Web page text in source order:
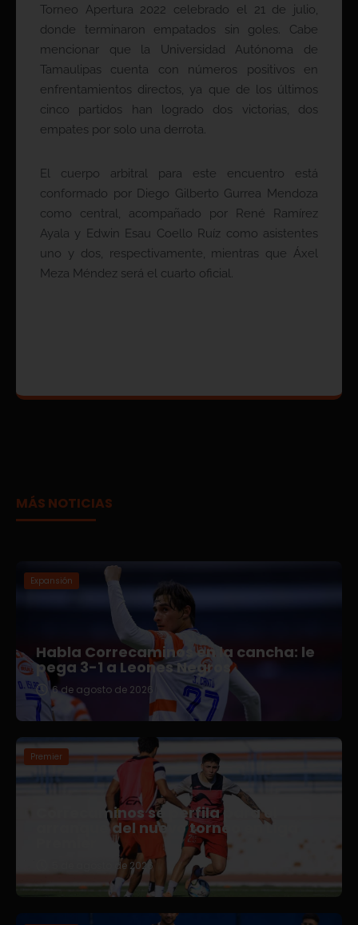
Torneo Apertura 2022 celebrado el 21 de julio,
donde terminaron empatados sin goles. Cabe
mencionar que la Universidad Autónoma de
Tamaulipas cuenta con números positivos en
enfrentamientos directos, ya que de los últimos
cinco partidos han logrado dos victorias, dos
empates por solo una derrota.
El cuerpo arbitral para este encuentro está
conformado por Diego Gilberto Gurrea Mendoza
como central, acompañado por René Ramírez
Ayala y Edwin Esau Coello Ruíz como asistentes
uno y dos, respectivamente, mientras que Áxel
Meza Méndez será el cuarto oficial.
MÁS NOTICIAS
Expansión
Habla Correcaminos en la cancha: le
pega 3-1 a Leones Negros
6 de agosto de 2026
Premier
Correcaminos se perfila para el
arranque del nuevo torneo en Liga
5 de agosto de 2026